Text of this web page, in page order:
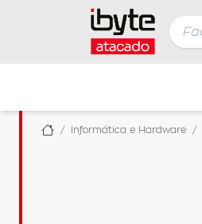
Informática e Hardware